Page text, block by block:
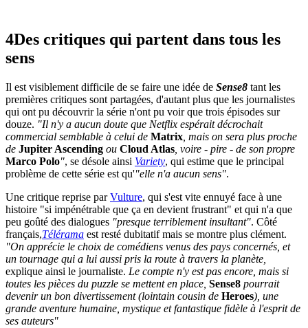
4Des critiques qui partent dans tous les
sens
Il est visiblement difficile de se faire une idée de Sense8 tant les
premières critiques sont partagées, d'autant plus que les journalistes
qui ont pu découvrir la série n'ont pu voir que trois épisodes sur
douze. "Il n'y a aucun doute que Netflix espérait décrochait
commercial semblable à celui de Matrix , mais on sera plus proche
de Jupiter Ascending ou Cloud Atlas , voire - pire - de son propre
Marco Polo", se désole ainsi Variety, qui estime que le principal
problème de cette série est qu'"elle n'a aucun sens".
Une critique reprise parVulture, qui s'est vite ennuyé face à une
histoire "si impénétrable que ça en devient frustrant" et qui n'a que
peu goûté des dialogues "presque terriblement insultant". Côté
français,Télérama est resté dubitatif mais se montre plus clément.
"On apprécie le choix de comédiens venus des pays concernés, et
un tournage qui a lui aussi pris la route à travers la planète,
explique ainsi le journaliste. Le compte n'y est pas encore, mais si
toutes les pièces du puzzle se mettent en place, Sense8 pourrait
devenir un bon divertissement (lointain cousin de Heroes), une
grande aventure humaine, mystique et fantastique fidèle à l'esprit de
ses auteurs"